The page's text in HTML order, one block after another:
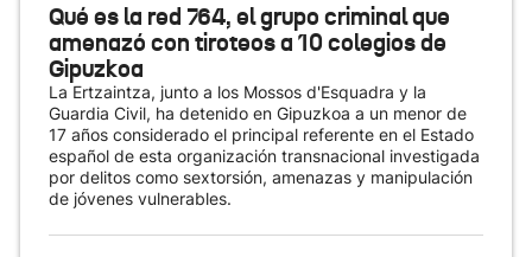
Qué es la red 764, el grupo criminal que
amenazó con tiroteos a 10 colegios de
Gipuzkoa
La Ertzaintza, junto a los Mossos d'Esquadra y la
Guardia Civil, ha detenido en Gipuzkoa a un menor de
17 años considerado el principal referente en el Estado
español de esta organización transnacional investigada
por delitos como sextorsión, amenazas y manipulación
de jóvenes vulnerables.